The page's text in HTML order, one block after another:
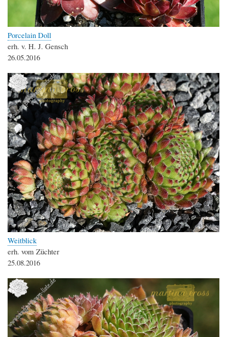
Porcelain Doll
erh. v. H. J. Gensch
26.05.2016
Weitblick
erh. vom Züchter
25.08.2016